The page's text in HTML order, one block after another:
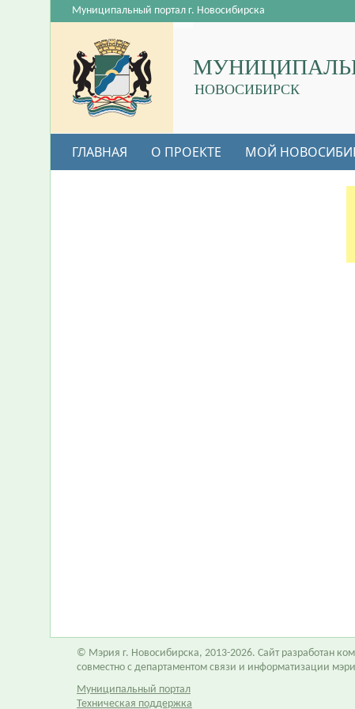
НОВОСИБИРСК
Муниципальный портал г. Новосибирска
ГЛАВНАЯ О ПРОЕКТЕ МОЙ
© Мэрия г. Новосибирска, 2013-2026. Сайт разработан
совместно с департаментом связи и информатизации
Муниципальный портал
Техническая поддержка